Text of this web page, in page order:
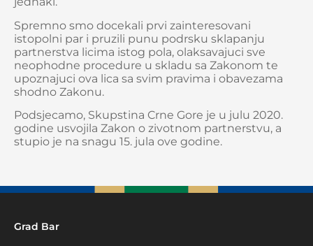
Spremno smo docekali prvi zainteresovani
istopolni par i pruzili punu podrsku sklapanju
partnerstva licima istog pola, olaksavajuci sve
neophodne procedure u skladu sa Zakonom te
upoznajuci ova lica sa svim pravima i obavezama
shodno Zakonu.
Podsjecamo, Skupstina Crne Gore je u julu 2020.
godine usvojila Zakon o zivotnom partnerstvu, a
stupio je na snagu 15. jula ove godine.
Grad Bar